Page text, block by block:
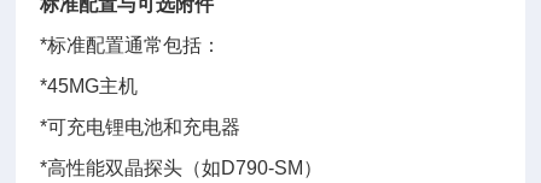
标准配置与可选附件
*标准配置通常包括：
*45MG主机
*可充电锂电池和充电器
*高性能双晶探头（如D790-SM）